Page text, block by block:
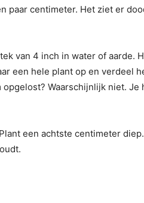
paar centimeter. Het ziet er
van 4 inch in water of aarde.
een hele plant op en verdeel
Waarschijnlijk niet. Je
een achtste centimeter diep.